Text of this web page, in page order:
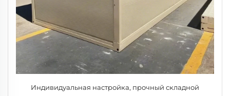
Индивидуальная настройка, прочный складной